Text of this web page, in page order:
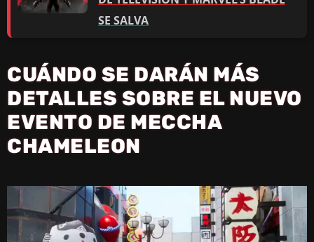
SE SALVA
CUÁNDO SE DARÁN MÁS
DETALLES SOBRE EL NUEVO
EVENTO DE MECCHA
CHAMELEON